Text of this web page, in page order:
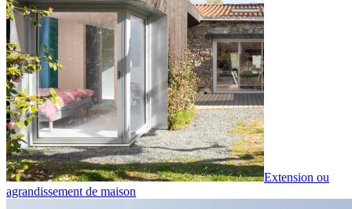
Extension ou
agrandissement de maison